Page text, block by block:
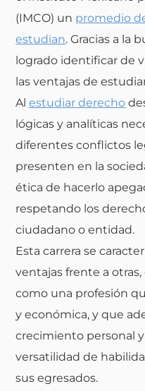
(IMCO) un promedio
estudian. Gracias a la
logrado identificar de
lasventajas de
Alestudiar derecho
lógicas y analíticas
diferentes conflictos
presenten en la
ética de hacerlo
respetando los
ciudadano o entidad.
Esta carrera se
ventajas frente a
como una profesión
y económica, y que
crecimiento personal y
versatilidad de
sus egresados.